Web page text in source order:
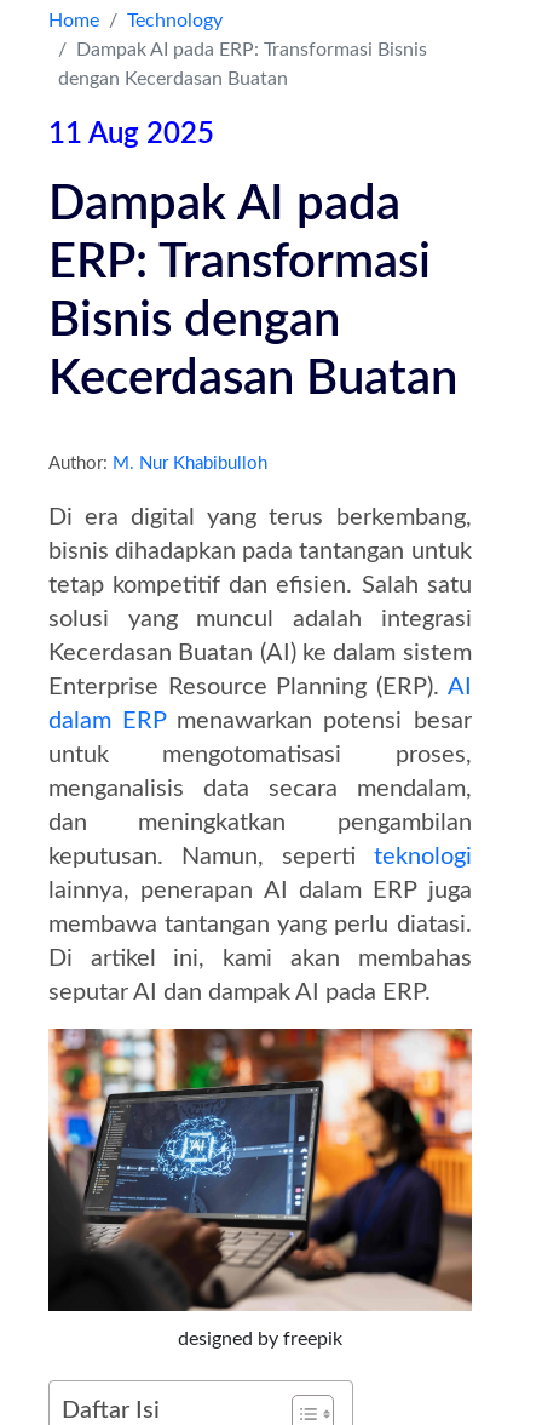
Home
Technology
Dampak AI pada ERP: Transformasi Bisnis
dengan Kecerdasan Buatan
11 Aug 2025
Dampak AI pada
ERP: Transformasi
Bisnis dengan
Kecerdasan Buatan
Author: M. Nur Khabibulloh
Di era digital yang terus berkembang,
bisnis dihadapkan pada tantangan untuk
tetap kompetitif dan efisien. Salah satu
solusi yang muncul adalah integrasi
Kecerdasan Buatan (AI) ke dalam sistem
Enterprise Resource Planning (ERP). AI
dalam ERPmenawarkan potensi besar
untuk mengotomatisasi proses,
menganalisis data secara mendalam,
dan meningkatkan pengambilan
keputusan.
Namun, seperti teknologi
lainnya, penerapan AI dalam ERP juga
membawa tantangan yang perlu diatasi.
Di artikel ini, kami akan membahas
seputar AI dan dampak AI pada ERP.
designed by freepik
Daftar Isi
Kontak